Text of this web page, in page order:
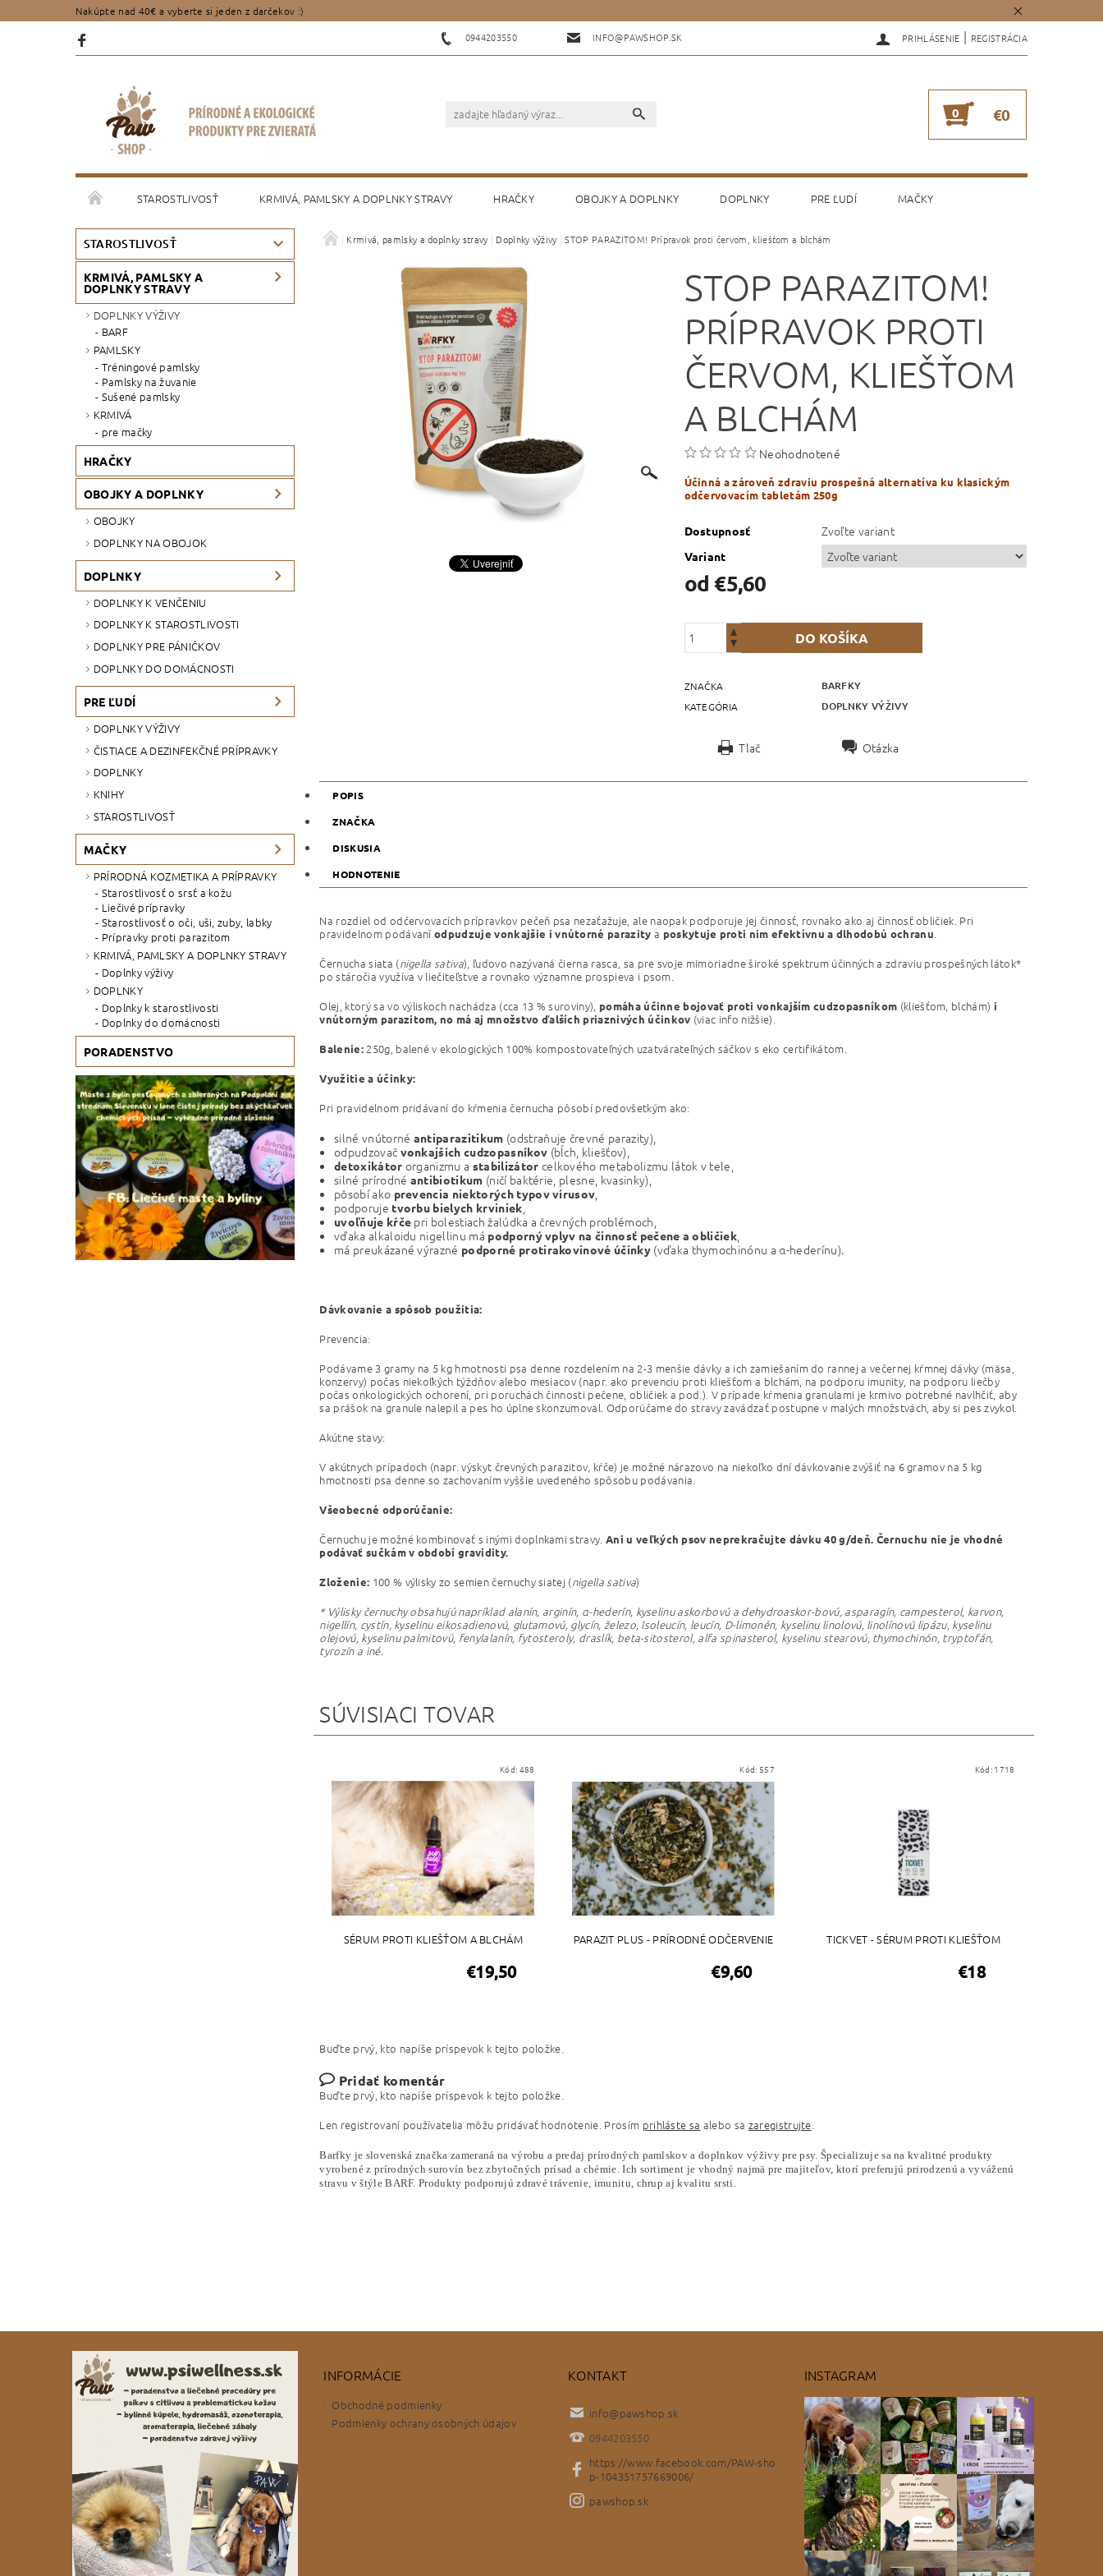
Nakúpte nad 40€ a vyberte si jeden z darčekov :)
0944203550 INFO@PAWSHOP.SK PRIHLÁSENIE | REGISTRÁCIA
0 €0
STAROSTLIVOSŤ KRMIVÁ, PAMLSKY A DOPLNKY STRAVY HRAČKY OBOJKY A DOPLNKY DOPLNKY PRE ĽUDÍ MAČKY
PORADENSTVO OBCHODNÉ PODMIENKY KONTAKTY HODNOTENIE OBCHODU
STAROSTLIVOSŤ
KRMIVÁ, PAMLSKY A
DOPLNKY STRAVY
DOPLNKY VÝŽIVY
BARF
PAMLSKY
Tréningové pamlsky
Pamlsky na žuvanie
Sušené pamlsky
KRMIVÁ
pre mačky
HRAČKY
OBOJKY A DOPLNKY
OBOJKY
DOPLNKY NA OBOJOK
DOPLNKY
DOPLNKY K VENČENIU
DOPLNKY K STAROSTLIVOSTI
DOPLNKY PRE PÁNIČKOV
DOPLNKY DO DOMÁCNOSTI
PRE ĽUDÍ
DOPLNKY VÝŽIVY
ČISTIACE A DEZINFEKČNÉ PRÍPRAVKY
DOPLNKY
KNIHY
STAROSTLIVOSŤ
MAČKY
PRÍRODNÁ KOZMETIKA A PRÍPRAVKY
Starostlivosť o srsť a kožu
Liečivé prípravky
Starostlivosť o oči, uši, zuby, labky
Prípravky proti parazitom
KRMIVÁ, PAMLSKY A DOPLNKY STRAVY
Doplnky výživy
DOPLNKY
Doplnky k starostlivosti
Doplnky do domácnosti
PORADENSTVO
Krmivá, pamlsky a doplnky stravy Doplnky výživy STOP PARAZITOM! Prípravok proti červom, kliešťom a blchám
STOP PARAZITOM!
PRÍPRAVOK PROTI
ČERVOM, KLIEŠŤOM
A BLCHÁM
Neohodnotené
Účinná a zároveň zdraviu prospešná alternatíva ku klasickým
odčervovacím tabletám 250g
Dostupnosť Zvoľte variant
Variant
od €5,60
ZNAČKA BARFKY
KATEGÓRIA DOPLNKY VÝŽIVY
Tlač Otázka
POPIS
ZNAČKA
DISKUSIA
HODNOTENIE
Na rozdiel od odčervovacích prípravkov pečeň psa nezaťažuje, ale naopak podporuje jej činnosť, rovnako ako aj činnosť obličiek. Pri
pravidelnom podávaníodpudzuje vonkajšie i vnútorné parazity a poskytuje proti nim efektívnu a dlhodobú ochranu
Černucha siata (nigella sativa) , ľudovo nazývaná čierna rasca, sa pre svoje mimoriadne široké spektrum účinných a zdraviu prospešných látok*
po stáročia využíva v liečiteľstve a rovnako významne prospieva i psom.
Olej, ktorý sa vo výliskoch nachádza (cca 13 % suroviny), pomáha účinne bojovať proti vonkajším cudzopasníkom (kliešťom, blchám) i
vnútorným parazitom, no má aj množstvo ďalších priaznivých účinkov (viac info nižšie).
Balenie:250g, balené v ekologických 100% kompostovateľných uzatvárateľných sáčkov s eko certifikátom.
Využitie a účinky:
Pri pravidelnom pridávaní do kŕmenia černucha pôsobí predovšetkým ako:
silné vnútorné antiparazitikum (odstraňuje črevné parazity),
odpudzovač vonkajších cudzopasníkov (bĺch, kliešťov),
detoxikátor organizmu a stabilizátor celkového metabolizmu látok v tele,
silné prírodné antibiotikum (ničí baktérie, plesne, kvasinky),
pôsobí ako prevencia niektorých typov vírusov
podporuje tvorbu bielych krviniek
uvoľňuje kŕče pri bolestiach žalúdka a črevných problémoch,
vďaka alkaloidu nigellinu má podporný vplyv na činnosť pečene a obličiek
má preukázanévýrazné podporné protirakovinové účinky (vďaka thymochinónu a α-hederínu).
Dávkovanie a spôsob použitia:
Prevencia:
Podávame 3 gramy na 5 kg hmotnosti psa denne rozdelením na 2-3 menšie dávky a ich zamiešaním do rannej a večernej kŕmnej dávky (mäsa,
konzervy) počas niekoľkých týždňov alebo mesiacov (napr. ako prevenciu proti kliešťom a blchám, na podporu imunity, na podporu liečby
počas onkologických ochorení, pri poruchách činnosti pečene, obličiek a pod.). V prípade kŕmenia granulami je krmivo potrebné navlhčiť, aby
sa prášok na granule nalepil a pes ho úplne skonzumoval. Odporúčame do stravy zavádzať postupne v malých množstvách, aby si pes zvykol.
Akútne stavy:
V akútnych prípadoch (napr. výskyt črevných parazitov, kŕče) je možné nárazovo na niekoľko dní dávkovanie zvýšiť na 6 gramov na 5 kg
hmotnosti psa denne so zachovaním vyššie uvedeného spôsobu podávania.
Všeobecné odporúčanie:
Černuchu je možné kombinovať s inými doplnkami stravy. Ani u veľkých psov neprekračujte dávku 40 g/deň. Černuchu nie je vhodné
podávať sučkám v období gravidity.
Zloženie: 100 % výlisky zo semien černuchy siatej (nigella sativa)
* Výlisky černuchy obsahujú napríklad alanín, arginín, α-hederín, kyselinu askorbovú a dehydroaskor-bovú, asparagín, campesterol, karvon,
nigellín, cystín, kyselinu eikosadienovú, glutamovú, glycín, železo, lsoleucín, leucín, D-limonén, kyselinu linolovú, linolínovú lipázu, kyselinu
olejovú, kyselinu palmitovú, fenylalanín, fytosteroly, draslík, beta-sitosterol, alfa spinasterol, kyselinu stearovú, thymochinón, tryptofán,
tyrozín a iné.
SÚVISIACI TOVAR
Kód: 488
SÉRUM PROTI KLIEŠŤOM A BLCHÁM
€19,50
Kód: 557
PARAZIT PLUS - PRÍRODNÉ ODČERVENIE
€9,60
Kód: 1718
TICKVET - SÉRUM PROTI KLIEŠŤOM
€18
Buďte prvý, kto napíše príspevok k tejto položke.
Pridať komentár
Buďte prvý, kto napíše príspevok k tejto položke.
Len registrovaní používatelia môžu pridávať hodnotenie. Prosím prihláste sa alebo sa zaregistrujte.
Barfky je slovenská značka zameraná na výrobu a predaj prírodných pamlskov a doplnkov výživy pre psy. Špecializuje sa na kvalitné produkty
vyrobené z prírodných surovín bez zbytočných prísad a chémie. Ich sortiment je vhodný najmä pre majiteľov, ktorí preferujú prirodzenú a vyváženú
stravu v štýle BARF. Produkty podporujú zdravé trávenie, imunitu, chrup aj kvalitu srsti.
INFORMÁCIE
Obchodné podmienky
Podmienky ochrany osobných údajov
KONTAKT
info@pawshop.sk
0944203550
https://www.facebook.com/PAW-sho
p-104351757669006/
pawshop.sk
INSTAGRAM